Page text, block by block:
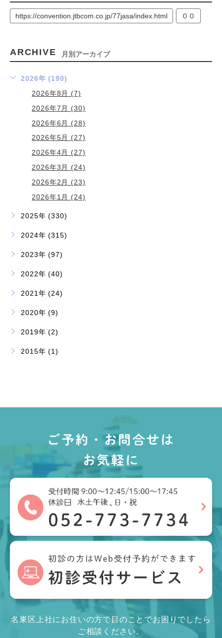
https://convention.jtbcom.co.jp/77jasa/index.html ００
ARCHIVE 月別アーカイブ
2026年 (190)
2026年8月 (7)
2026年7月 (30)
2026年6月 (28)
2026年5月 (27)
2026年4月 (27)
2026年3月 (24)
2026年2月 (23)
2026年1月 (24)
2025年 (330)
2024年 (315)
2023年 (97)
2022年 (40)
2021年 (24)
2020年 (9)
2019年 (2)
2015年 (1)
ご予約・お問合せは
お気軽に
名東区上社にお住いの方で目のことでお困りでしたら
ご相談ください。